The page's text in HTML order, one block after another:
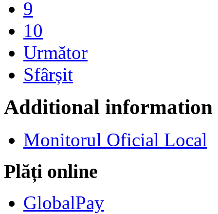
9
10
Următor
Sfârșit
Additional information
Monitorul Oficial Local
Plăți online
GlobalPay